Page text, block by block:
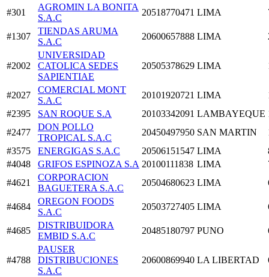
#301
AGROMIN LA BONITA
S.A.C
20518770471 LIMA
#1307
TIENDAS ARUMA
S.A.C
20600657888 LIMA
#2002
UNIVERSIDAD
CATOLICA SEDES
SAPIENTIAE
20505378629 LIMA
#2027
COMERCIAL MONT
S.A.C
20101920721 LIMA
#2395
SAN ROQUE S.A 20103342091 LAMBAYEQUE
#2477
DON POLLO
TROPICAL S.A.C
20450497950 SAN MARTIN
#3575
ENERGIGAS S.A.C 20506151547 LIMA
#4048
GRIFOS ESPINOZA S.A 20100111838 LIMA
#4621
CORPORACION
BAGUETERA S.A.C
20504680623 LIMA
#4684
OREGON FOODS
S.A.C
20503727405 LIMA
#4685
DISTRIBUIDORA
EMBID S.A.C
20485180797 PUNO
#4788
PAUSER
DISTRIBUCIONES
S.A.C
20600869940 LA LIBERTAD